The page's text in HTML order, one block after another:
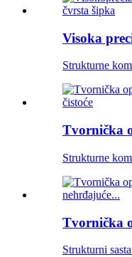
Visoka
Strukturne
Tvornička
Strukturne
Tvornička
Strukturni